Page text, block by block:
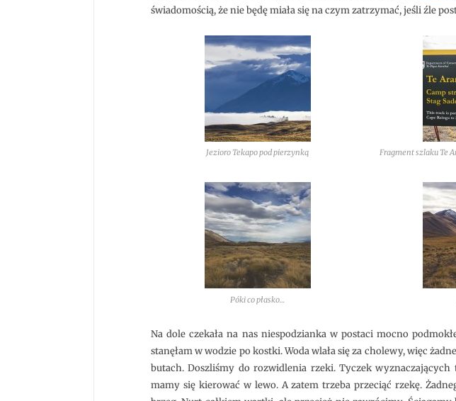
świadomością, że nie będę miała się na czym zatrzymać, jeśli źle
Jezioro Tekapo pod pierzynką
Fragment szlaku Te
Póki co płasko…
Na dole czekała na nas niespodzianka w postaci mocno
stanęłam w wodzie po kostki. Woda wlała się za cholewy, więc
butach. Doszliśmy do rozwidlenia rzeki. Tyczek
mamy się kierować w lewo. A zatem trzeba przeciąć rzekę.